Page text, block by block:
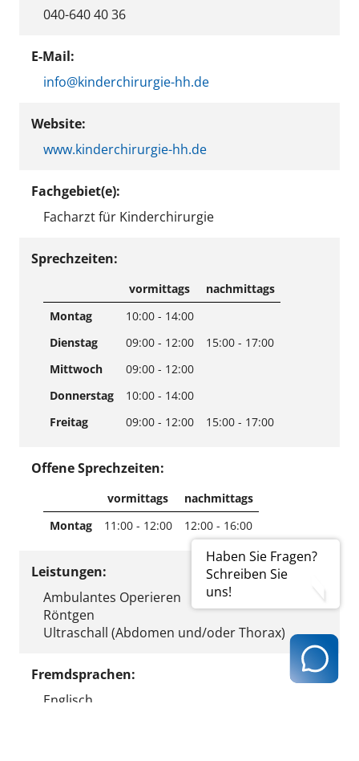
Haben Sie Fragen?
Schreiben Sie
uns!
040-640 40 36
E-Mail:
info@kinderchirurgie-hh.de
Website:
www.kinderchirurgie-hh.de
Fachgebiet(e):
Facharzt für Kinderchirurgie
Sprechzeiten:
vormittags
nachmittags
Montag
10:00 - 14:00
Dienstag
09:00 - 12:00
15:00 - 17:00
Mittwoch
09:00 - 12:00
Donnerstag
10:00 - 14:00
Freitag
09:00 - 12:00 15:00 - 17:00
Offene Sprechzeiten:
vormittags
nachmittags
Montag
11:00 - 12:00 12:00 - 16:00
Leistungen:
Ambulantes Operieren
Röntgen
Ultraschall (Abdomen und/oder Thorax)
Fremdsprachen:
Englisch